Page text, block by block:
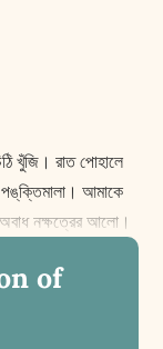
খুঁজি। রাত পোহালে
পঙ্‌ক্তিমালা। আমাকে
নক্ষত্রের আলো।
of